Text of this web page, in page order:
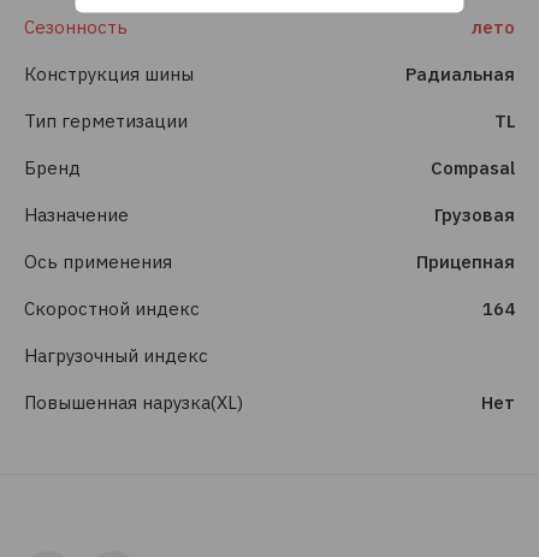
Сезонность лето
Конструкция шины Радиальная
Тип герметизации TL
Бренд Compasal
Назначение Грузовая
Ось применения Прицепная
Скоростной индекс 164
Нагрузочный индекс
Повышенная нарузка(XL) Нет